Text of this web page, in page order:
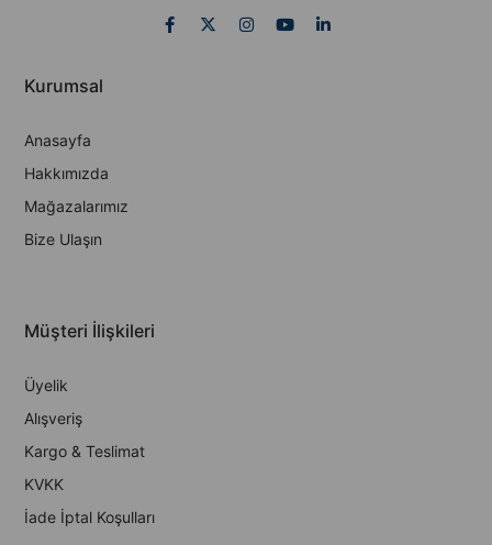
Kurumsal
Anasayfa
Hakkımızda
Mağazalarımız
Bize Ulaşın
Müşteri İlişkileri
Üyelik
Alışveriş
Kargo & Teslimat
KVKK
İade İptal Koşulları